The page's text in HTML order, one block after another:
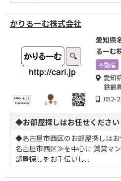
かりるーむ株式会社
愛知県
るーむ
不動産
愛知
鉄鶴
052-
◆お部屋探しはお任せください
◆名古屋市西区のお部屋探しは
名古屋市西区≫を中心に 賃貸マ
部屋探しをお手伝いし...